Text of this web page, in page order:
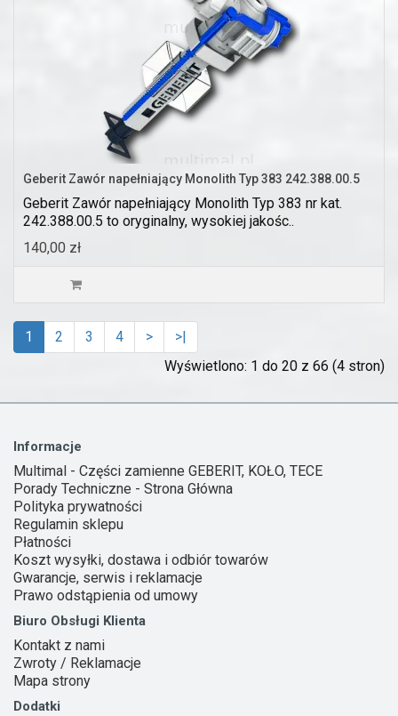
Geberit Zawór napełniający Monolith Typ 383 242.388.00.5
Geberit Zawór napełniający Monolith Typ 383 nr kat.
242.388.00.5 to oryginalny, wysokiej jakośc..
140,00 zł
1 2 3 4 >
>|
Wyświetlono: 1 do 20 z 66 (4 stron)
Informacje
Multimal - Części zamienne GEBERIT, KOŁO, TECE
Porady Techniczne - Strona Główna
Polityka prywatności
Regulamin sklepu
Płatności
Koszt wysyłki, dostawa i odbiór towarów
Gwarancje, serwis i reklamacje
Prawo odstąpienia od umowy
Biuro Obsługi Klienta
Kontakt z nami
Zwroty / Reklamacje
Mapa strony
Dodatki